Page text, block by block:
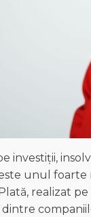
investiții,
unul
realizat pe